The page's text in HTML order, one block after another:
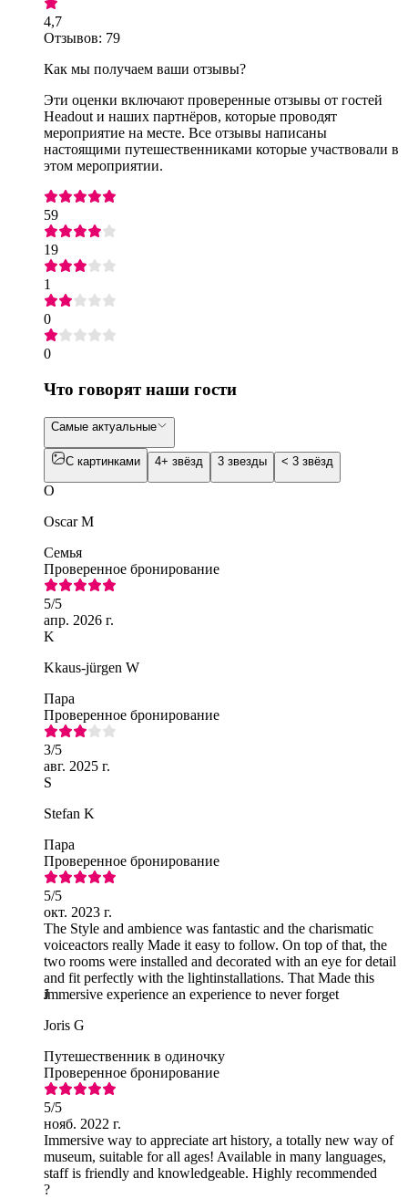
4,7
Отзывов: 79
Как мы получаем ваши отзывы?
Эти оценки включают проверенные отзывы от гостей
Headout и наших партнёров, которые проводят
мероприятие на месте. Все отзывы написаны
настоящими путешественниками которые участвовали в
этом мероприятии.
59
19
1
0
0
Что говорят наши гости
Самые актуальные
С картинками 4+ звёзд 3 звезды < 3 звёзд
O
Oscar M
Семья
Проверенное бронирование
5/5
апр. 2026 г.
K
Kkaus-jürgen W
Пара
Проверенное бронирование
3/5
авг. 2025 г.
S
Stefan K
Пара
Проверенное бронирование
5/5
окт. 2023 г.
The Style and ambience was fantastic and the charismatic
voiceactors really Made it easy to follow. On top of that, the
two rooms were installed and decorated with an eye for detail
and fit perfectly with the lightinstallations. That Made this
immersive experience an experience to never forget
J
Joris G
Путешественник в одиночку
Проверенное бронирование
5/5
нояб. 2022 г.
Immersive way to appreciate art history, a totally new way of
museum, suitable for all ages! Available in many languages,
staff is friendly and knowledgeable. Highly recommended
?